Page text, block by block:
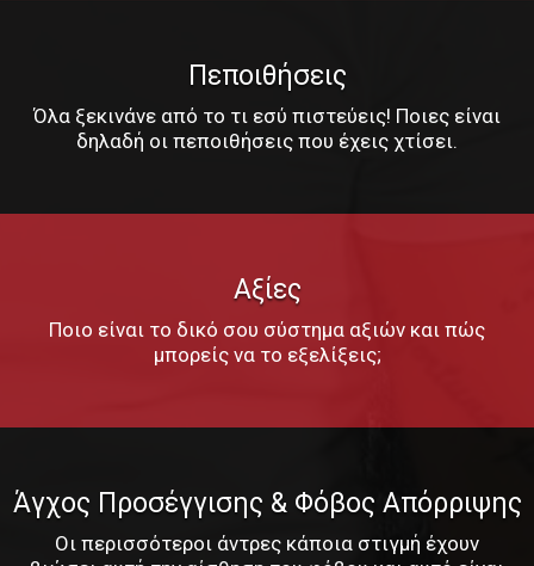
Πεποιθήσεις
Όλα ξεκινάνε από το τι εσύ πιστεύεις! Ποιες είναι
δηλαδή οι πεποιθήσεις που έχεις χτίσει.
Αξίες
Ποιο είναι το δικό σου σύστημα αξιών και πώς
μπορείς να το εξελίξεις;
Άγχος Προσέγγισης & Φόβος Απόρριψης
Οι περισσότεροι άντρες κάποια στιγμή έχουν